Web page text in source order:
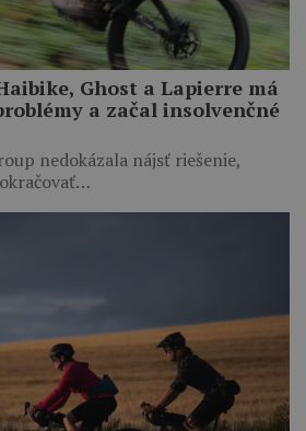
Ghost a Lapierre má
a začal insolvenčné
nedokázala nájsť riešenie,